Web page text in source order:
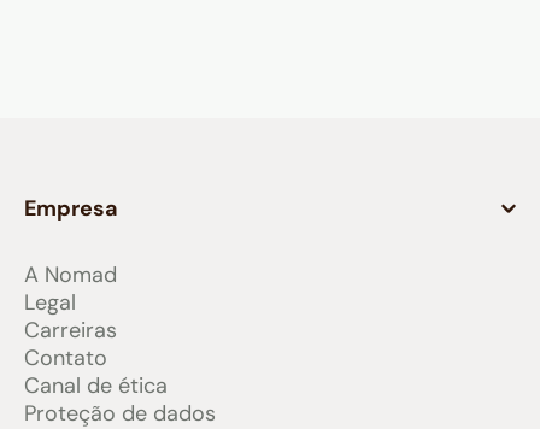
Empresa
A Nomad
Legal
Carreiras
Contato
Canal de ética
Proteção de dados